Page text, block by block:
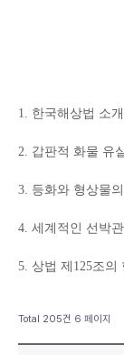
1. 한국해상법 소
2. 갑판적 화물 유
3. 등화와 형상물
4. 세계적인 선박
5. 상법 제125조의
Total 205건 6 페이지